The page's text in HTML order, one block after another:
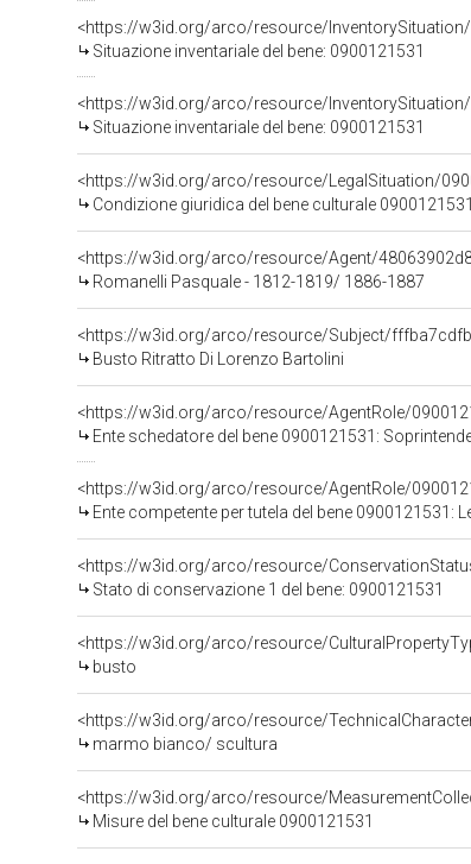
<https://w3id.org/arco/resource/
Situazione inventariale del bene: 0900121531
<https://w3id.org/arco/resource/
Situazione inventariale del bene: 0900121531
<https://w3id.org/arco/resource/LegalSituation/
Condizione giuridica del bene culturale
<https://w3id.org/arco/resource/Agent/
Romanelli Pasquale - 1812-1819/ 1886-1887
<https://w3id.org/arco/resource/Subject/
Busto Ritratto Di Lorenzo Bartolini
<https://w3id.org/arco/resource/AgentRole/
Ente schedatore del bene 0900121531:
<https://w3id.org/arco/resource/AgentRole/
Ente competente per tutela del bene 0900121531:
<https://w3id.org/arco/resource/
Stato di conservazione 1 del bene: 0900121531
<https://w3id.org/arco/resource/
busto
<https://w3id.org/arco/resource/
marmo bianco/ scultura
<https://w3id.org/arco/resource/
Misure del bene culturale 0900121531